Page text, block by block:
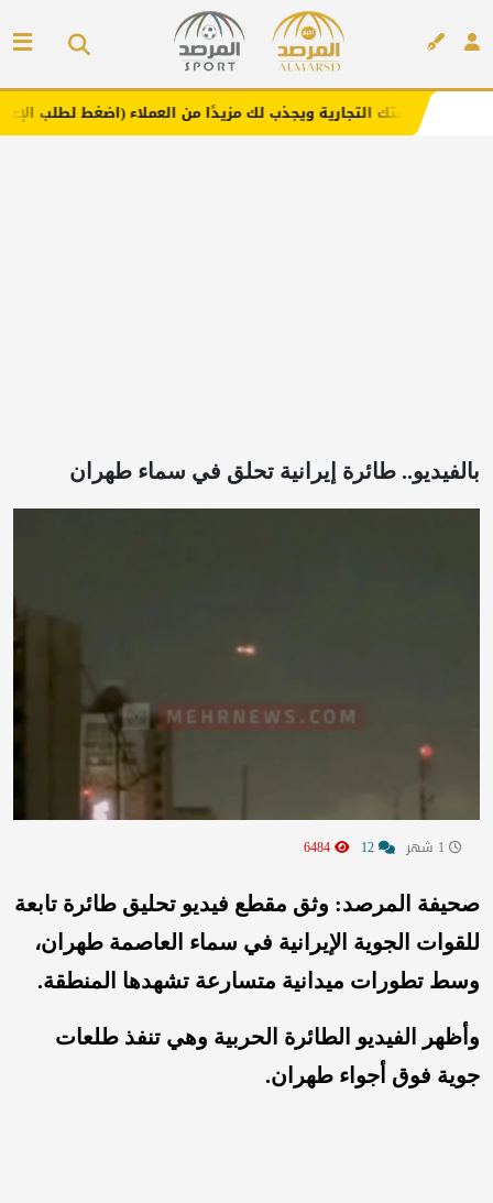
ويجذب لك مزيدًا من العملاء (اضغط لطلب الإعلان)
بالفيديو.. طائرة إيرانية تحلق في سماء طهران
صحيفة المرصد: وثق مقطع فيديو تحليق طائرة تابعة
للقوات الجوية الإيرانية في سماء العاصمة طهران،
وسط تطورات ميدانية متسارعة تشهدها المنطقة.
وأظهر الفيديو الطائرة الحربية وهي تنفذ طلعات
جوية فوق أجواء طهران.